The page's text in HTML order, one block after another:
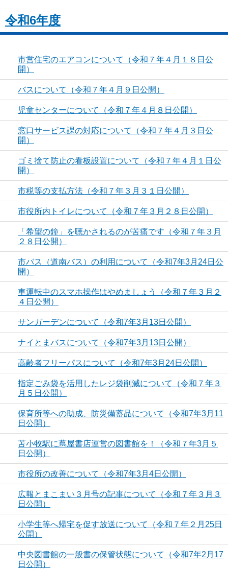
令和6年度
市営住宅のエアコンについて（令和７年４月１８日公
開）
バスについて（令和７年４月９日公開）
児童センターについて（令和７年４月８日公開）
窓口サービス課の対応について（令和７年４月３日公
開）
ゴミ捨て防止の看板設置について（令和７年４月１日公
開）
市税等の支払方法（令和７年３月３１日公開）
市役所内トイレについて（令和７年３月２８日公開）
「希望の鐘」を聴かされるのが苦痛です（令和７年３月
２８日公開）
市バス（道南バス）の利用について（令和7年3月24日公
開）
車運転中のスマホ操作はやめましょう（令和７年３月２
４日公開）
サンガーデンについて（令和7年3月13日公開）
ナイとまバスについて（令和7年3月13日公開）
高齢者フリーパスについて（令和7年3月24日公開）
指定ごみ袋を活用したレジ袋削減について（令和７年３
月５日公開）
保育所等への助成、防災備蓄品について（令和7年3月11
日公開）
苫小牧駅に蔦屋書店運営の図書館を！（令和７年3月５
日公開）
市役所の改善について（令和7年3月4日公開）
広報とまこまい３月号の記事について（令和７年３月３
日公開）
小学生等へ帰宅を促す放送について（令和７年２月25日
公開）
中央図書館の一般書の保管状態について（令和7年2月17
日公開）